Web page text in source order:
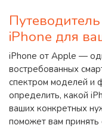
iPhone для
iPhone от Apple —
востребованных
спектром моделей и
определить, какой
ваших конкретных
поможет вам